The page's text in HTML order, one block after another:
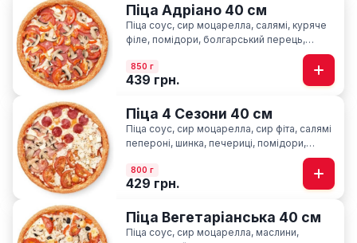
Піца Адріано 40 см
Піца соус, сир моцарелла, салямі, куряче
філе, помідори, болгарський перець,
850 г
439 грн.
Піца 4 Сезони 40 см
Піца соус, сир моцарелла, cир фіта, салямі
пепероні, шинка, печериці, помідори,
800 г
429 грн.
Піца Вегетаріанська 40 см
Піца соус, сир моцарелла, маслини,